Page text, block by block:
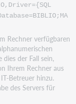
Rechner verfügbaren
dies der Fall sein,
Ihrem Rechner aus
Betreuer hinzu.
des Servers für